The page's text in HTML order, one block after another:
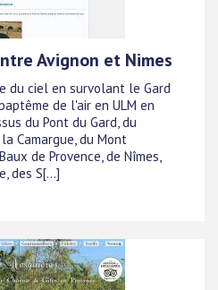
Avignon et Nimes
du ciel en survolant le Gard
de l'air en ULM en
du Pont du Gard, du
Camargue, du Mont
de Provence, de Nîmes,
des S[...]